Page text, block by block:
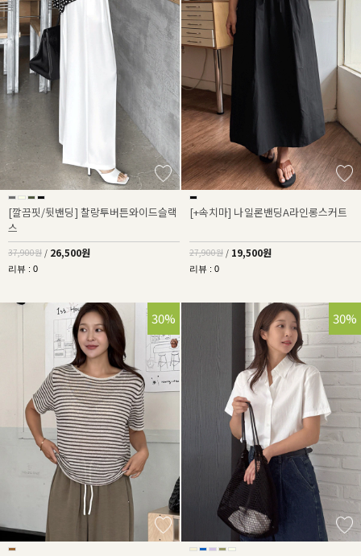
[깔끔핏/뒷밴딩] 찰랑투버튼와이드슬랙
스
37,900원 / 26,500원
리뷰 : 0
[+속치마] 나일론밴딩A라인롱스커트
27,900원 / 19,500원
리뷰 : 0
30% 30%